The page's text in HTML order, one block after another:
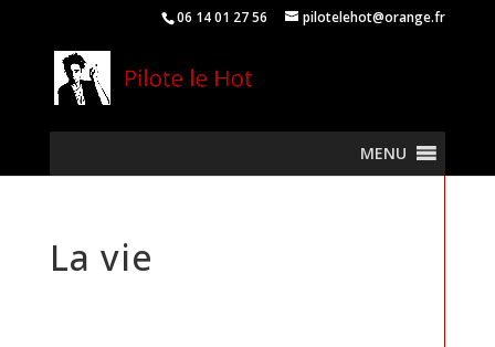
06 14 01 27 56 pilotelehot@orange.fr
MENU
La vie